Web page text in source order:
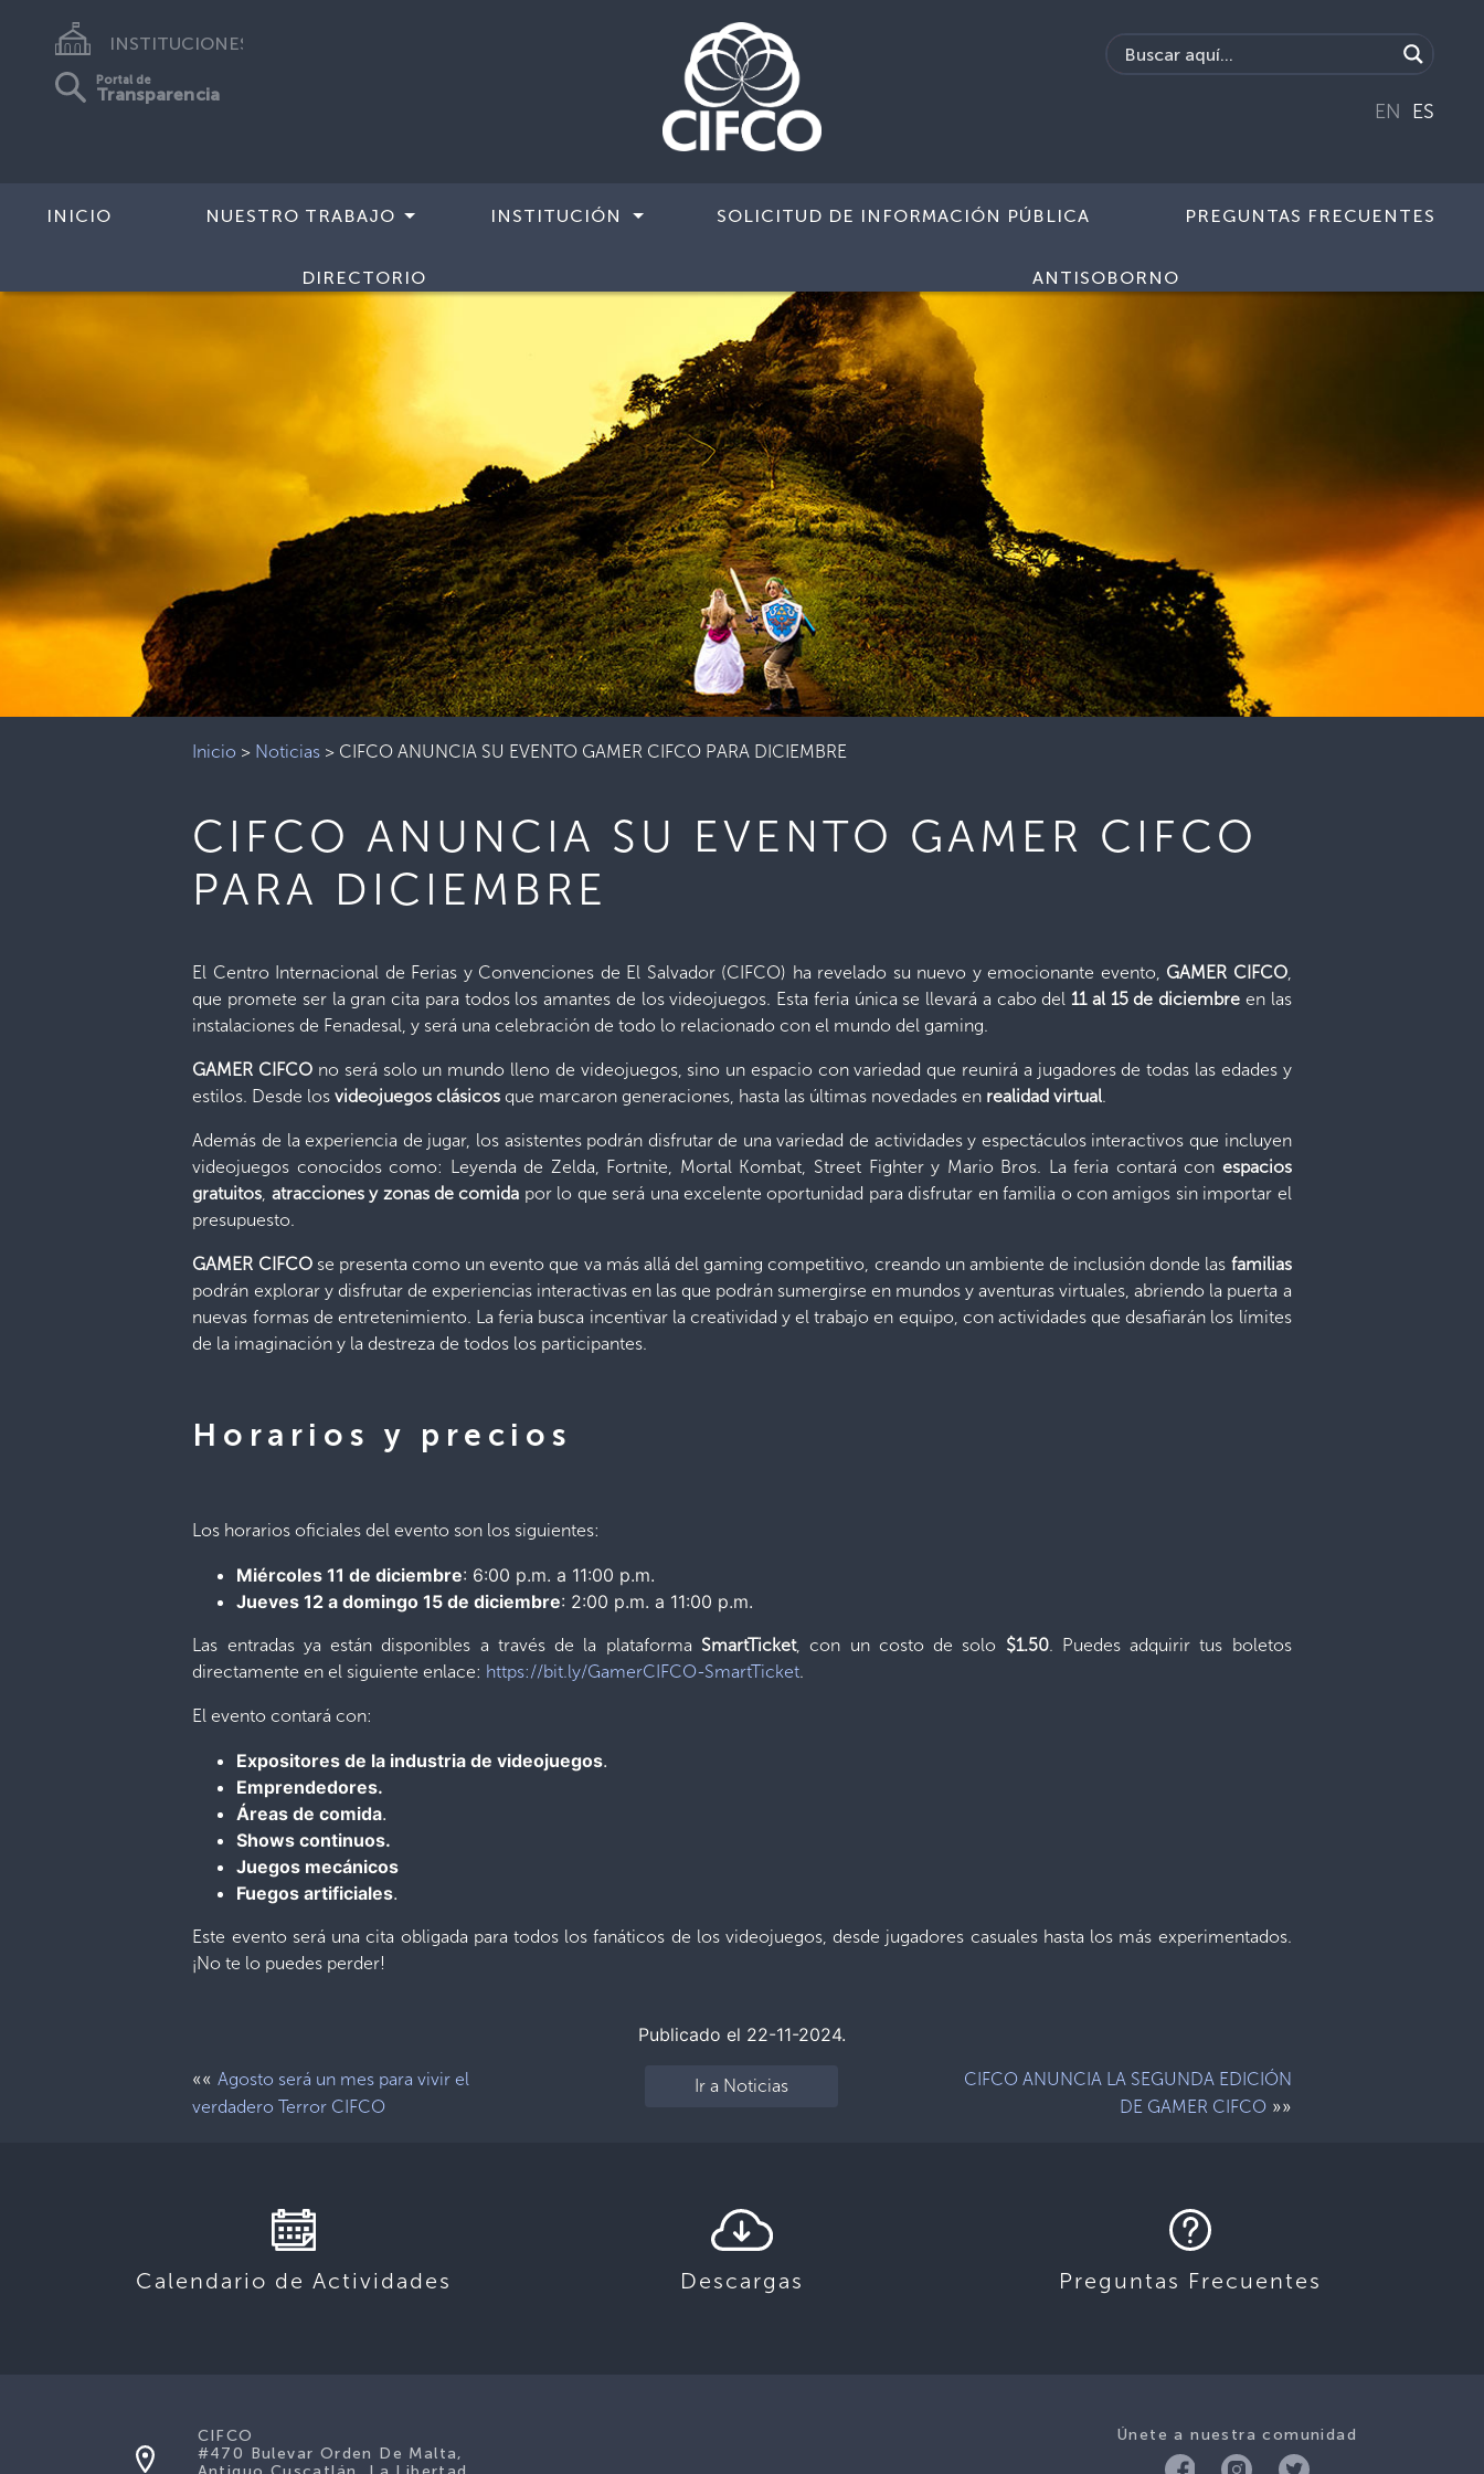
INSTITUCIONES
Portal de
Transparencia
EN ES
INICIO NUESTRO TRABAJO INSTITUCIÓN SOLICITUD DE INFORMACIÓN PÚBLICA PREGUNTAS FRECUENTES
DIRECTORIO ANTISOBORNO
Inicio > Noticias > CIFCO ANUNCIA SU EVENTO GAMER CIFCO PARA DICIEMBRE
CIFCO ANUNCIA SU EVENTO GAMER CIFCO
PARA DICIEMBRE
El Centro Internacional de Ferias y Convenciones de El Salvador (CIFCO) ha revelado su nuevo y emocionante evento, GAMER CIFCO,
que promete ser la gran cita para todos los amantes de los videojuegos. Esta feria única se llevará a cabo del 11 al 15 de diciembre en las
instalaciones de Fenadesal, y será una celebración de todo lo relacionado con el mundo del gaming.
GAMER CIFCO no será solo un mundo lleno de videojuegos, sino un espacio con variedad que reunirá a jugadores de todas las edades y
estilos. Desde losvideojuegos clásicos que marcaron generaciones, hasta las últimas novedades en realidad virtual.
Además de la experiencia de jugar, los asistentes podrán disfrutar de una variedad de actividades y espectáculos interactivos que incluyen
videojuegos conocidos como: Leyenda de Zelda, Fortnite, Mortal Kombat, Street Fighter y Mario Bros. La feria contará con espacios
gratuitos, atracciones y zonas de comida por lo que será una excelente oportunidad para disfrutar en familia o con amigos sin importar el
presupuesto.
GAMER CIFCOse presenta como un evento que va más allá del gaming competitivo, creando un ambiente de inclusión donde las familias
podrán explorar y disfrutar de experiencias interactivas en las que podrán sumergirse en mundos y aventuras virtuales, abriendo la puerta a
nuevas formas de entretenimiento. La feria busca incentivar la creatividad y el trabajo en equipo, con actividades que desafiarán los límites
de la imaginación y la destreza de todos los participantes.
Horarios y precios
Los horarios oficiales del evento son los siguientes:
Miércoles 11 de diciembre: 6:00 p.m. a 11:00 p.m.
Jueves 12 a domingo 15 de diciembre: 2:00 p.m. a 11:00 p.m.
Las entradas ya están disponibles a través de la plataforma SmartTicket, con un costo de solo $1.50. Puedes adquirir tus boletos
directamente en el siguiente enlace: https://bit.ly/GamerCIFCO-SmartTicket.
El evento contará con:
Expositores de la industria de videojuegos.
Emprendedores.
Áreas de comida.
Shows continuos.
Juegos mecánicos
Fuegos artificiales.
Este evento será una cita obligada para todos los fanáticos de los videojuegos, desde jugadores casuales hasta los más experimentados.
¡No te lo puedes perder!
Publicado el 22-11-2024.
««Agosto será un mes para vivir el
verdadero Terror CIFCO
Ir a Noticias
CIFCO ANUNCIA LA SEGUNDA EDICIÓN
DE GAMER CIFCO»»
Calendario de Actividades Descargas Preguntas Frecuentes
Únete a nuestra comunidad
CIFCO
#470 Bulevar Orden De Malta,